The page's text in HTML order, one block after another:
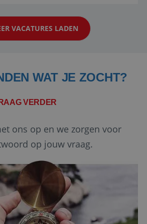
om die droomreis te
VACATURES LADEN
WAT JE ZOCHT?
VERDER
ons op en we zorgen voor
op jouw vraag.
Aanbieder/
Domein
PHP.net
Google Privacy Policy